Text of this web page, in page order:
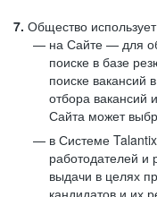
7. Общество
на Сайте — для
поиске в базе
поиске вакансий
отбора вакансий
Сайта может
в Системе
работодателей и
выдачи в целях
кандидатов и их